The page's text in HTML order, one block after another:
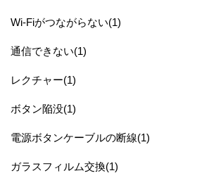
Wi-Fiがつながらない(1)
通信できない(1)
レクチャー(1)
ボタン陥没(1)
電源ボタンケーブルの断線(1)
ガラスフィルム交換(1)